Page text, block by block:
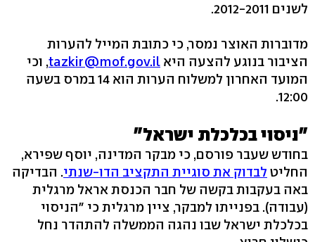
לשנים 2012-2011.
מדוברות האוצר נמסר, כי כתובת המייל להערות
הציבור בנוגע להצעה היא tazkir@mof.gov.il, וכי
המועד האחרון למשלוח הערות הוא 14 במרס בשעה
12:00.
"ניסוי בכלכלת ישראל"
בחודש שעבר פורסם, כי מבקר המדינה, יוסף שפירא,
החליט לבדוק את סוגיית התקציב הדו-שנתי. הבדיקה
באה בעקבות בקשה של חבר הכנסת אראל מרגלית
(עבודה). בפנייתו למבקר, ציין מרגלית כי "הניסוי
בכלכלת ישראל שבו נהגה הממשלה להתהדר נחל